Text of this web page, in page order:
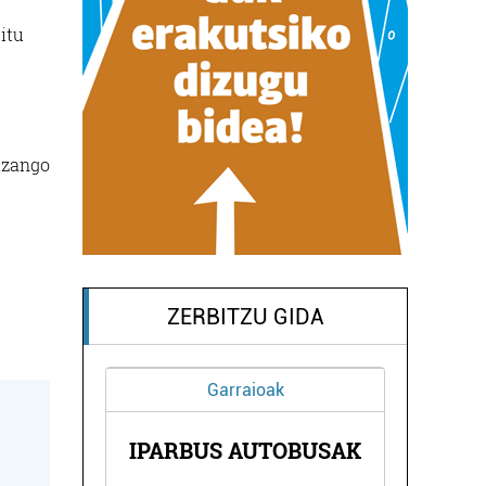
ZERBITZU GIDA
Garraioak
IPARBUS AUTOBUSAK